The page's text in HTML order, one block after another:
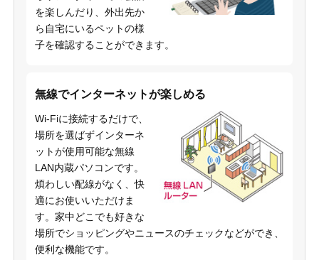
を楽しんだり、外出先か
ら自宅にいるペットの様
子を確認することができます。
無線でインターネットが楽しめる
Wi-Fiに接続するだけで、
場所を選ばずインターネ
ットが使用可能な無線
LAN内蔵パソコンです。
煩わしい配線がなく、快
適にお使いいただけま
す。家中どこでも好きな
場所でショッピングやニュースのチェックなどができ、
便利な機能です。